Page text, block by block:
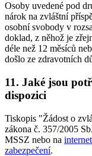
Osoby uvedené pod
nárok na zvláštní
osobní svobody v
doklad, z něhož je
déle než 12 měsíců
došlo ze zdravotních
11. Jaké jsou
dispozici
Tiskopis "Žádost o
zákona č. 357/2005
MSSZ nebo na
zabezpečení.